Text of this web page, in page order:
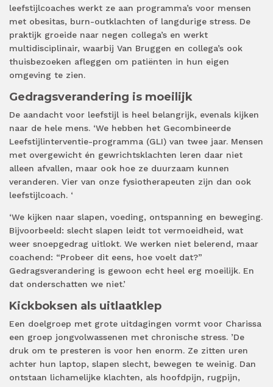
leefstijlcoaches werkt ze aan programma’s voor mensen
met obesitas, burn-outklachten of langdurige stress. De
praktijk groeide naar negen collega’s en werkt
multidisciplinair, waarbij Van Bruggen en collega’s ook
thuisbezoeken afleggen om patiënten in hun eigen
omgeving te zien.
Gedragsverandering is moeilijk
De aandacht voor leefstijl is heel belangrijk, evenals kijken
naar de hele mens. ‘We hebben het Gecombineerde
Leefstijlinterventie-programma (GLI) van twee jaar. Mensen
met overgewicht én gewrichtsklachten leren daar niet
alleen afvallen, maar ook hoe ze duurzaam kunnen
veranderen. Vier van onze fysiotherapeuten zijn dan ook
leefstijlcoach. ‘
‘We kijken naar slapen, voeding, ontspanning en beweging.
Bijvoorbeeld: slecht slapen leidt tot vermoeidheid, wat
weer snoepgedrag uitlokt. We werken niet belerend, maar
coachend: “Probeer dit eens, hoe voelt dat?”
Gedragsverandering is gewoon echt heel erg moeilijk. En
dat onderschatten we niet.’
Kickboksen als uitlaatklep
Een doelgroep met grote uitdagingen vormt voor Charissa
een groep jongvolwassenen met chronische stress. ’De
druk om te presteren is voor hen enorm. Ze zitten uren
achter hun laptop, slapen slecht, bewegen te weinig. Dan
ontstaan lichamelijke klachten, als hoofdpijn, rugpijn,